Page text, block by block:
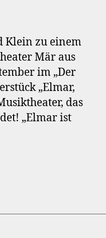
Klein zu einem
Mär aus
im „Der
„Elmar,
das
„Elmar ist